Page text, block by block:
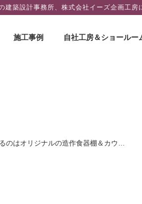
築設計事務所、株式会社イーズ企画工房
施工事例 自社工房＆ショールー
のはオリジナルの造作食器棚＆カウ…